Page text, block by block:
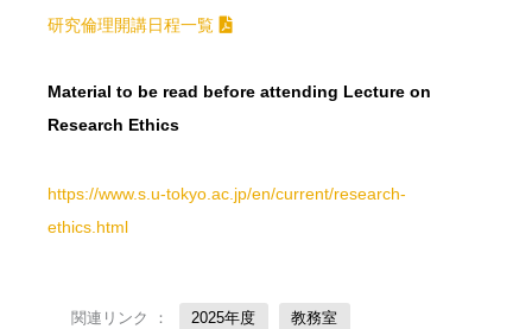
研究倫理開講日程一覧
Material to be read before attending Lecture on
Research Ethics
https://www.s.u-tokyo.ac.jp/en/current/research-
ethics.html
関連リンク ： 2025年度 教務室